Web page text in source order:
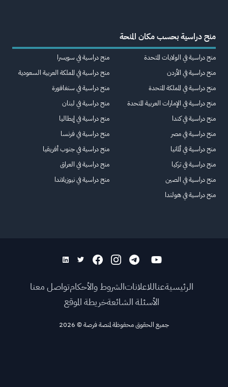
منح دراسية بحسب مكان المنحة
منح دراسية في الولايات المتحدة
منح دراسية في الأردن
منح دراسية في المملكة المتحدة
منح دراسية في الإمارات العربية المتحدة
منح دراسية في كندا
منح دراسية في مصر
منح دراسية في ألمانيا
منح دراسية في تركيا
منح دراسية في الصين
منح دراسية في هولندا
منح دراسية في سويسرا
منح دراسية في المملكة العربية السعودية
منح دراسية في سنغافورة
منح دراسية في لبنان
منح دراسية في إيطاليا
منح دراسية في فرنسا
منح دراسية في جنوب أفريقيا
منح دراسية في العراق
منح دراسية في نيوزيلاندا
الرئيسيةعناللاعلاناتالشروط والأحكامتواصل معنا
الأسئلة الشائعةخريطة الموقع
جميع الحقوق محفوظة لمنصة فرصة©
2026